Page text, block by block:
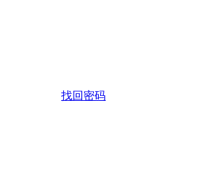
找回密码